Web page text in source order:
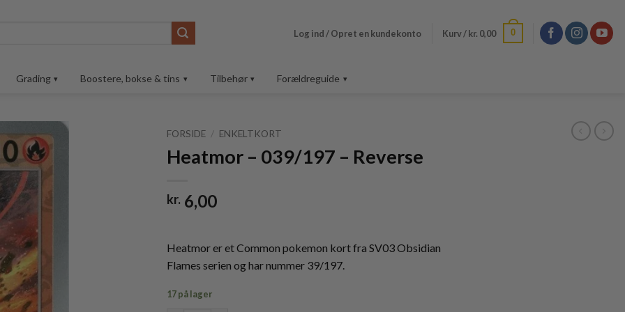
Log ind / Opret en kundekonto Kurv /kr. 0,00 0
Grading Boostere, bokse & tins Tilbehør Forældreguide
Tilføj til
ønskeliste
FORSIDE / ENKELTKORT
Heatmor – 039/197 – Reverse
kr. 6,00
Heatmor er et Common pokemon kort fra SV03 Obsidian
Flames serien og har nummer 39/197.
17 på lager